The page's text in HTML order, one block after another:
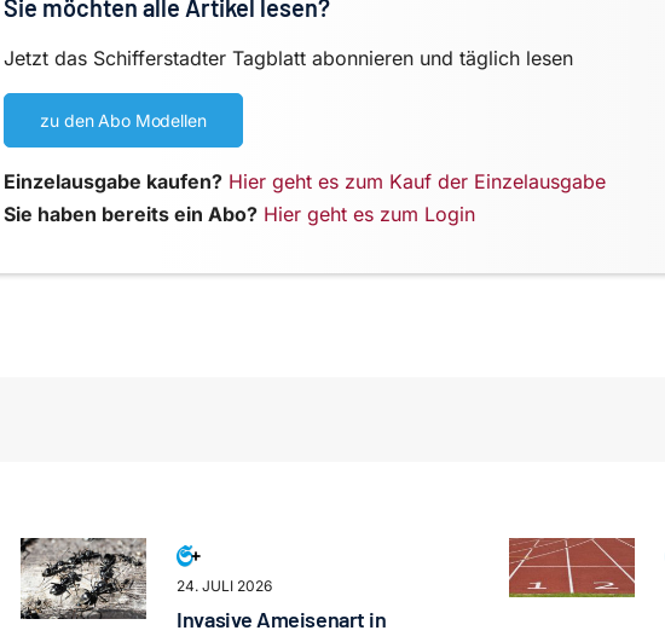
Sie möchten alle Artikel lesen?
Jetzt das Schifferstadter Tagblatt abonnieren und täglich lesen
zu den Abo Modellen
Einzelausgabe kaufen? Hier geht es zum Kauf der Einzelausgabe
Sie haben bereits ein Abo? Hier geht es zum Login
24. JULI 2026
Invasive Ameisenart in